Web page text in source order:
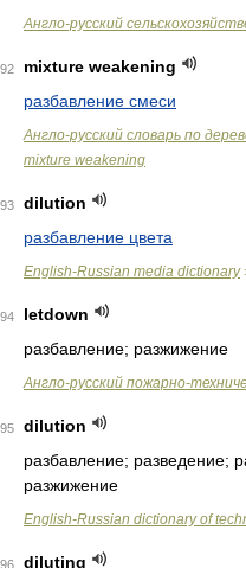
Англо-русский
92
mixture weakening
разбавление смеси
Англо-русский словарь по
mixture weakening
93
dilution
разбавление цвета
English-Russian media dictionary
94
letdown
разбавление; разжижение
Англо-русский пожарно-
95
dilution
разбавление; разведение;
разжижение
English-Russian dictionary of
96
diluting